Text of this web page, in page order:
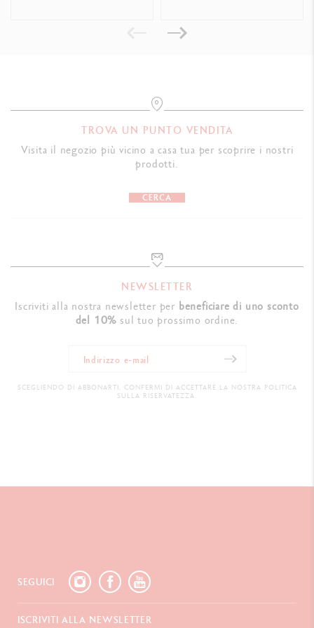
INDICAZIONI LEGALI
RIFERIMENTO PRODOTTO
TROVA UN PUNTO VENDITA
Visita il negozio più vicino a casa tua per scoprire i nostri
prodotti.
CERCA
NEWSLETTER
Iscriviti alla nostra newsletter per beneficiare di uno sconto
del 10% sul tuo prossimo ordine.
SCEGLIENDO DI ABBONARTI, CONFERMI DI ACCETTARE LA NOSTRA POLITICA
SULLA RISERVATEZZA.
SEGUICI
ISCRIVITI ALLA NEWSLETTER